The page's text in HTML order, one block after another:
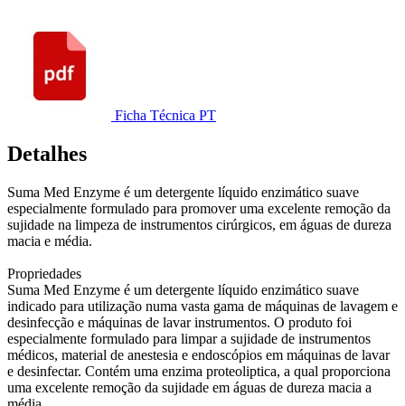
Ficha Técnica PT
Detalhes
Suma Med Enzyme é um detergente líquido enzimático suave
especialmente formulado para promover uma excelente remoção da
sujidade na limpeza de instrumentos cirúrgicos, em águas de dureza
macia e média.
Propriedades
Suma Med Enzyme é um detergente líquido enzimático suave
indicado para utilização numa vasta gama de máquinas de lavagem e
desinfecção e máquinas de lavar instrumentos. O produto foi
especialmente formulado para limpar a sujidade de instrumentos
médicos, material de anestesia e endoscópios em máquinas de lavar
e desinfectar. Contém uma enzima proteoliptica, a qual proporciona
uma excelente remoção da sujidade em águas de dureza macia a